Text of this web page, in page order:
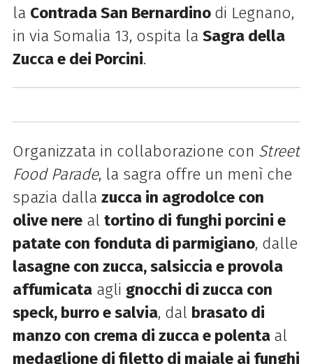
la Contrada San Bernardino di Legnano,
in via Somalia 13, ospita la Sagra della
Zucca e dei Porcini.
Organizzata in collaborazione con Street
Food Parade, la sagra offre un menì che
spazia dalla zucca in agrodolce con
olive nereal tortino di funghi porcini e
patate con fonduta di parmigiano, dalle
lasagne con zucca, salsiccia e provola
affumicataagli gnocchi di zucca con
speck, burro e salvia, dal brasato di
manzo con crema di zucca e polenta al
medaglione di filetto di maiale ai funghi